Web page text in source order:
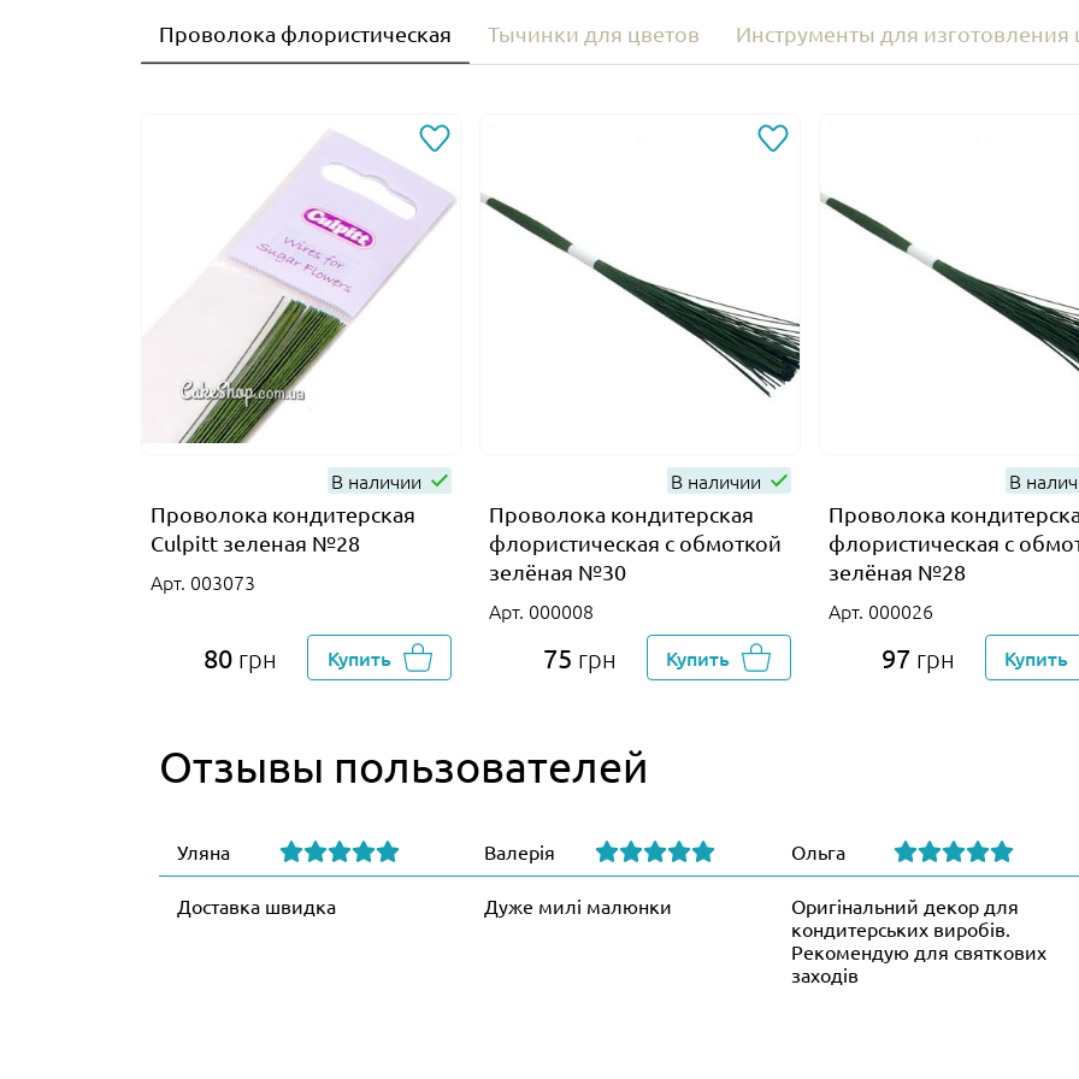
Проволока флористическая Тычинки для цветов Инструменты для изготовления
В наличии
Проволока кондитерская
Culpitt зеленая №28
Арт. 003073
80 грн Купить
В наличии
Проволока кондитерская
флористическая с обмоткой
зелёная №30
Арт. 000008
75 грн Купить
В
Проволока
флористическая с
зелёная №28
Арт. 000026
97 грн Купить
Отзывы пользователей
Уляна
Доставка швидка
Валерія
Дуже милі малюнки
Ольга
Оригінальний декор для
кондитерських виробів.
Рекомендую для святкових
заходів